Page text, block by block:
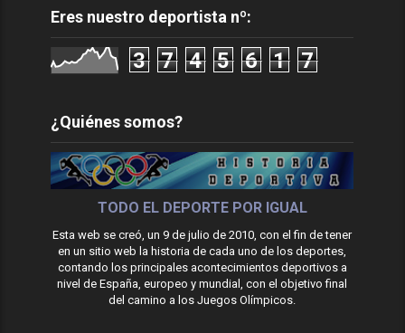
Eres nuestro deportista nº:
3 7 4 5 6 1 7
¿Quiénes somos?
TODO EL DEPORTE POR IGUAL
Esta web se creó, un 9 de julio de 2010, con el fin de tener
en un sitio web la historia de cada uno de los deportes,
contando los principales acontecimientos deportivos a
nivel de España, europeo y mundial, con el objetivo final
del camino a los Juegos Olímpicos.